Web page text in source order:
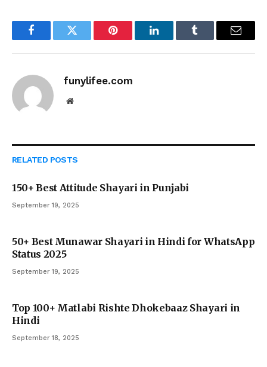
FacebookTwitter Pinterest LinkedInTumblr Email
funylifee.com
Website
RELATED POSTS
150+ Best Attitude Shayari in Punjabi
September 19, 2025
50+ Best Munawar Shayari in Hindi for WhatsApp
Status 2025
September 19, 2025
Top 100+ Matlabi Rishte Dhokebaaz Shayari in
Hindi
September 18, 2025